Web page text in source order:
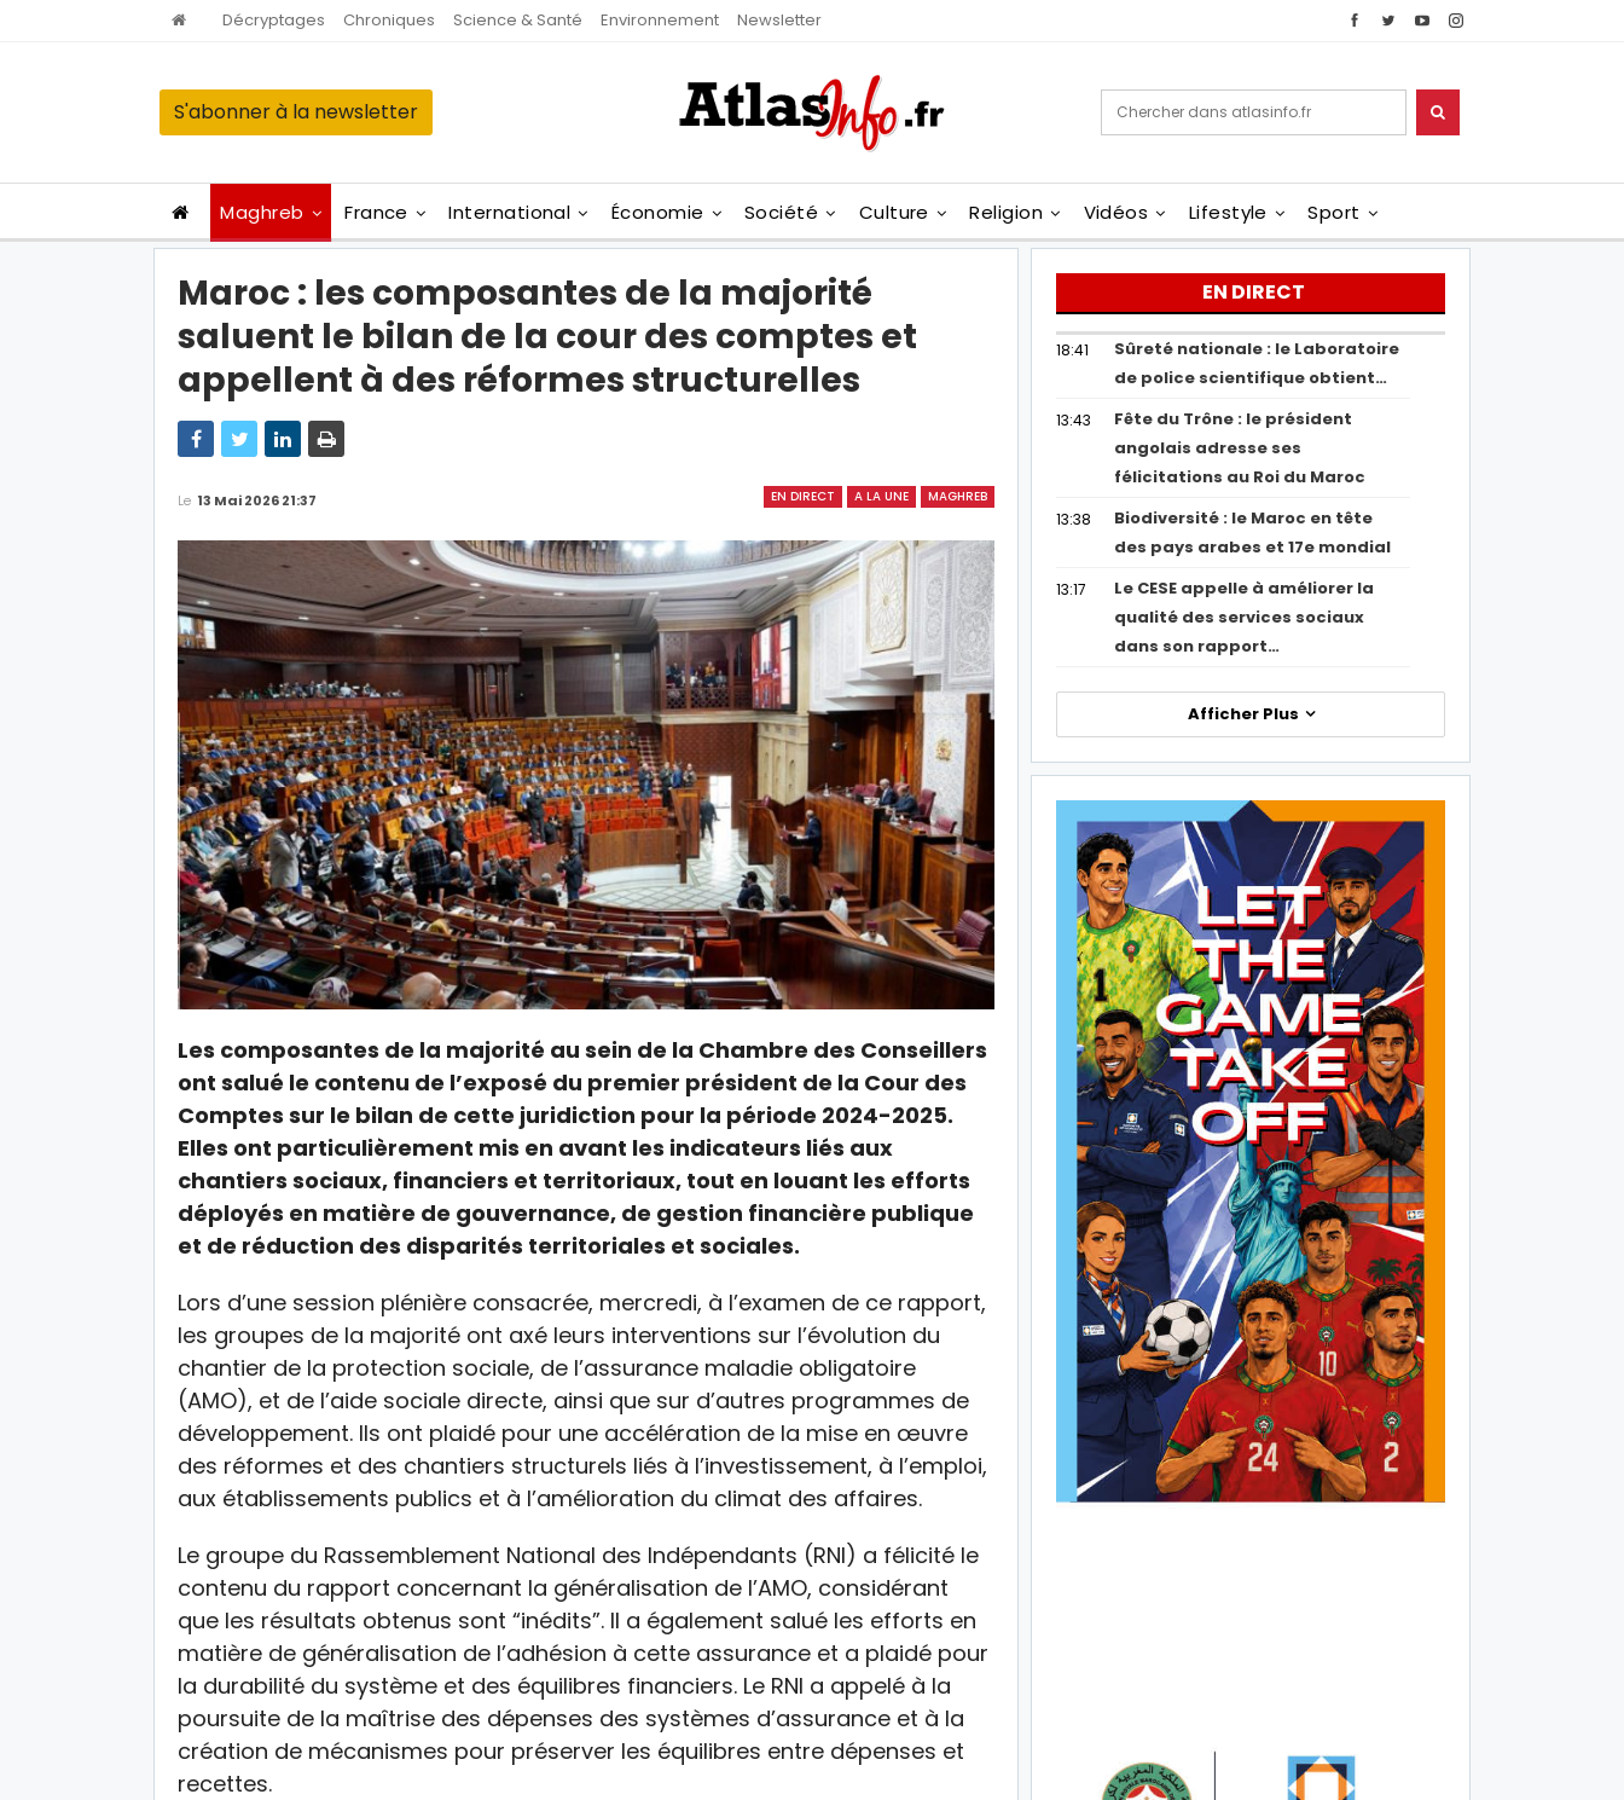
Décryptages Chroniques Science & Santé Environnement Newsletter
S'abonner à la newsletter
Maghreb France International Économie Société Culture Religion Vidéos Lifestyle Sport
Maroc : les composantes de la majorité
saluent le bilan de la cour des comptes et
appellent à des réformes structurelles
EN DIRECT A LA UNE MAGHREB
Le 13 Mai 2026 21:37
Les composantes de la majorité au sein de la Chambre des Conseillers
ont salué le contenu de l’exposé du premier président de la Cour des
Comptes sur le bilan de cette juridiction pour la période 2024-2025.
Elles ont particulièrement mis en avant les indicateurs liés aux
chantiers sociaux, financiers et territoriaux, tout en louant les efforts
déployés en matière de gouvernance, de gestion financière publique
et de réduction des disparités territoriales et sociales.
Lors d’une session plénière consacrée, mercredi, à l’examen de ce rapport,
les groupes de la majorité ont axé leurs interventions sur l’évolution du
chantier de la protection sociale, de l’assurance maladie obligatoire
(AMO), et de l’aide sociale directe, ainsi que sur d’autres programmes de
développement. Ils ont plaidé pour une accélération de la mise en œuvre
des réformes et des chantiers structurels liés à l’investissement, à l’emploi,
aux établissements publics et à l’amélioration du climat des affaires.
Le groupe du Rassemblement National des Indépendants (RNI) a félicité le
contenu du rapport concernant la généralisation de l’AMO, considérant
que les résultats obtenus sont “inédits”. Il a également salué les efforts en
matière de généralisation de l’adhésion à cette assurance et a plaidé pour
la durabilité du système et des équilibres financiers. Le RNI a appelé à la
poursuite de la maîtrise des dépenses des systèmes d’assurance et à la
création de mécanismes pour préserver les équilibres entre dépenses et
recettes.
EN DIRECT
18:41
Sûreté nationale : le Laboratoire
de police scientifique obtient…
13:43
Fête du Trône : le président
angolais adresse ses
félicitations au Roi du Maroc
13:38
Biodiversité : le Maroc en tête
des pays arabes et 17e mondial
13:17
Le CESE appelle à améliorer la
qualité des services sociaux
dans son rapport…
Afficher Plus